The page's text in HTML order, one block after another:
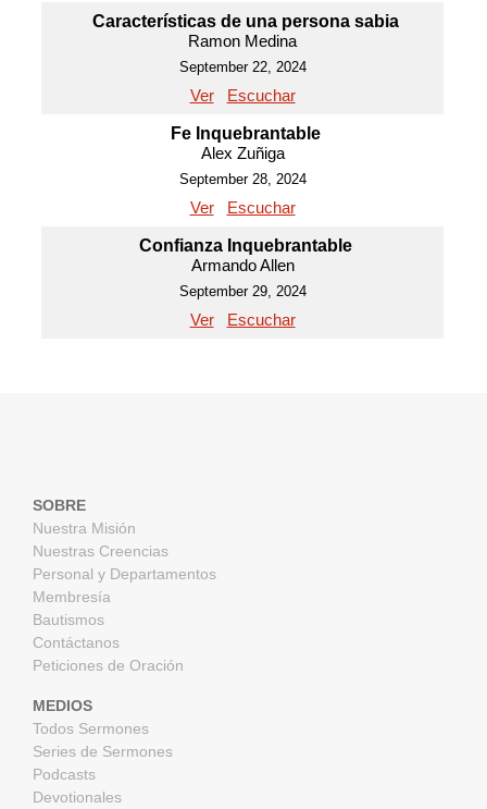
Características de una persona sabia
Ramon Medina
September 22, 2024
Ver Escuchar
Fe Inquebrantable
Alex Zuñiga
September 28, 2024
Ver Escuchar
Confianza Inquebrantable
Armando Allen
September 29, 2024
Ver Escuchar
SOBRE
Nuestra Misión
Nuestras Creencias
Personal y Departamentos
Membresía
Bautismos
Contáctanos
Peticiones de Oración
MEDIOS
Todos Sermones
Series de Sermones
Podcasts
Devotionales